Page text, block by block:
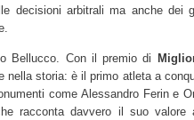
decisioni arbitrali ma anche dei
Bellucco. Con il premio di
nella storia: è il primo atleta a
come Alessandro Ferin e
racconta davvero il suo valore